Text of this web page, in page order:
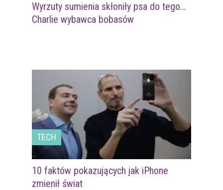
Wyrzuty sumienia skłoniły psa do tego…
Charlie wybawca bobasów
TECH
10 faktów pokazujących jak iPhone
zmienił świat